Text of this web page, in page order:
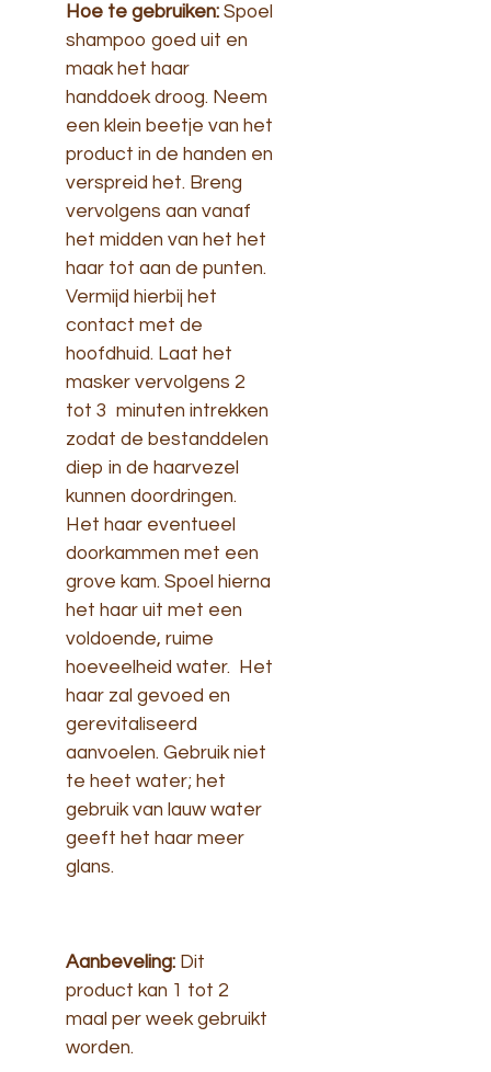
Hoe te gebruiken: Spoel
shampoo goed uit en
maak het haar
handdoek droog. Neem
een klein beetje van het
product in de handen en
verspreid het. Breng
vervolgens aan vanaf
het midden van het het
haar tot aan de punten.
Vermijd hierbij het
contact met de
hoofdhuid. Laat het
masker vervolgens 2
tot 3 minuten intrekken
zodat de bestanddelen
diep in de haarvezel
kunnen doordringen.
Het haar eventueel
doorkammen met een
grove kam. Spoel hierna
het haar uit met een
voldoende, ruime
hoeveelheid water. Het
haar zal gevoed en
gerevitaliseerd
aanvoelen. Gebruik niet
te heet water; het
gebruik van lauw water
geeft het haar meer
glans.
Aanbeveling: Dit
product kan 1 tot 2
maal per weekgebruikt
worden.